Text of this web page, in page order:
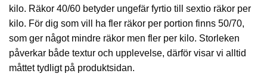
kilo. Räkor 40/60 betyder ungefär fyrtio till sextio räkor per
kilo. För dig som vill ha fler räkor per portion finns 50/70,
som ger något mindre räkor men fler per kilo. Storleken
påverkar både textur och upplevelse, därför visar vi alltid
måttet tydligt på produktsidan.